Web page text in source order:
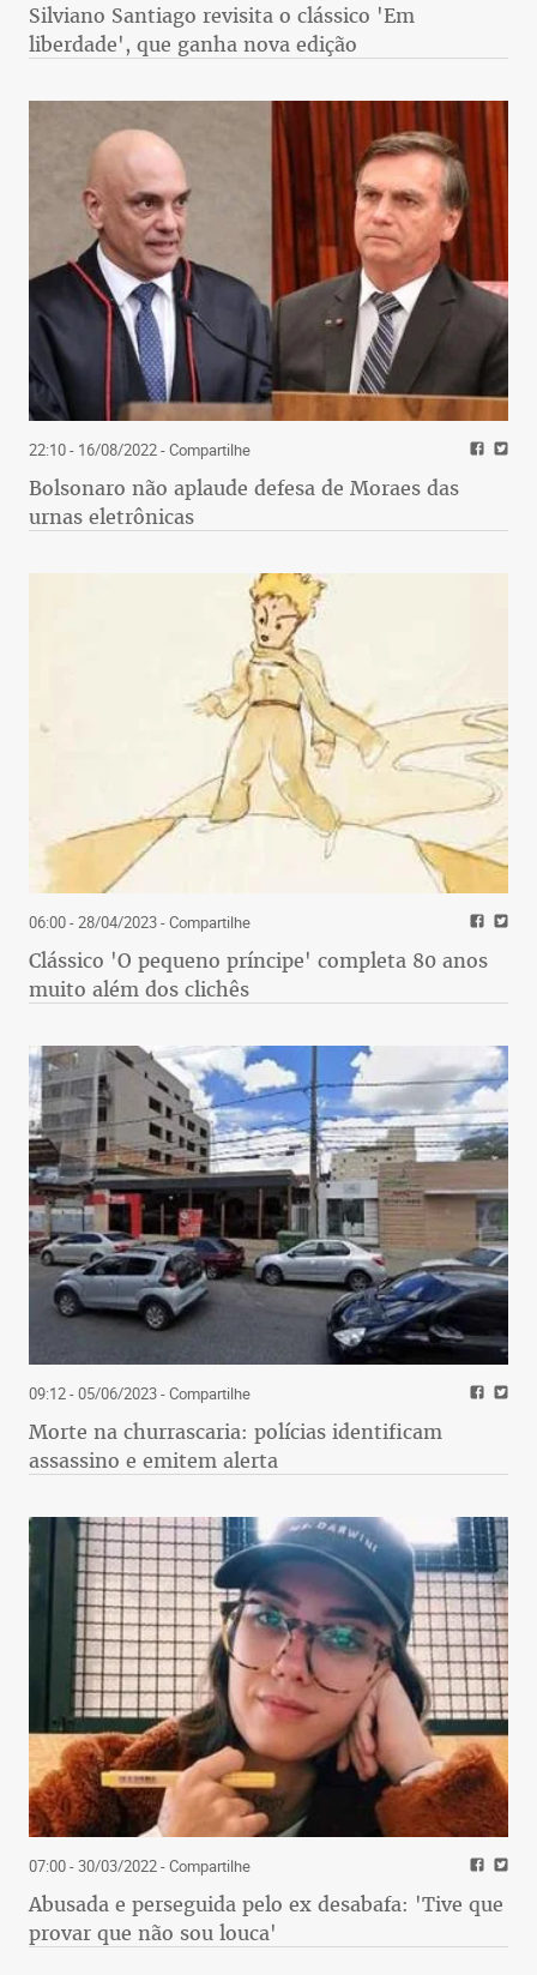
Silviano Santiago revisita o clássico 'Em
liberdade', que ganha nova edição
22:10 - 16/08/2022- Compartilhe
Bolsonaro não aplaude defesa de Moraes das
urnas eletrônicas
06:00 - 28/04/2023- Compartilhe
Clássico 'O pequeno príncipe' completa 80 anos
muito além dos clichês
09:12 - 05/06/2023- Compartilhe
Morte na churrascaria: polícias identificam
assassino e emitem alerta
07:00 - 30/03/2022- Compartilhe
Abusada e perseguida pelo ex desabafa: 'Tive que
provar que não sou louca'